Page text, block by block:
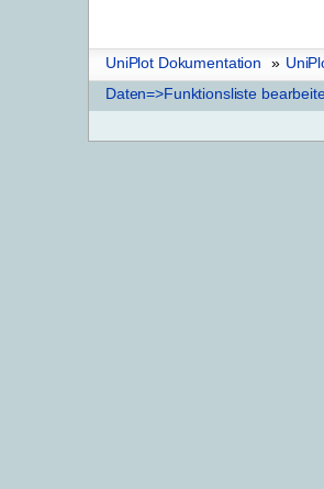
UniPlot Dokumentation »
Daten=>Funktionsliste